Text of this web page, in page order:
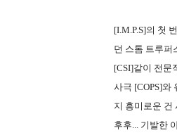
[I.M.P.S]의 첫
던 스톰 트루퍼
[CSI]같이 전문
사극 [COPS]와
지 흥미로운 건
후후... 기발한